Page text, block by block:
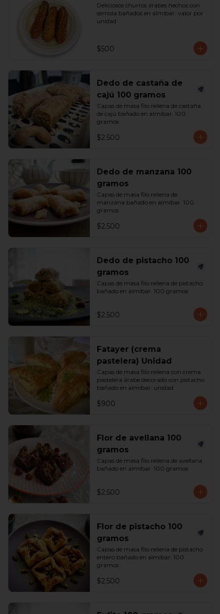
Deliciosos churros árabes hechos con
sémola bañados en almíbar. valor por
unidad
$500
Dedo de castaña de
cajú 100 gramos
Capas de masa filo rellena de castaña
de cajú bañado en almíbar. 100
gramos
$2.500
Dedo de manzana 100
gramos
Capas de masa filo rellena de
manzana bañado en almíbar. 100
gramos
$2.500
Dedo de pistacho 100
gramos
Capas de masa filo rellena de pistacho
bañado en almíbar. 100 gramos
$2.500
Fatayer (crema
pastelera) Unidad
Capas de masa filo rellena con crema
pastelera árabe decorado con pistacho
bañado en almíbar. unidad
$900
Flor de avellana 100
gramos
Capas de masa filo rellena de avellana
bañado en almíbar. 100 gramos
$2.500
Flor de pistacho 100
gramos
Capas de masa filo rellena de pistacho
entero bañado en almíbar. 100
gramos
$2.500